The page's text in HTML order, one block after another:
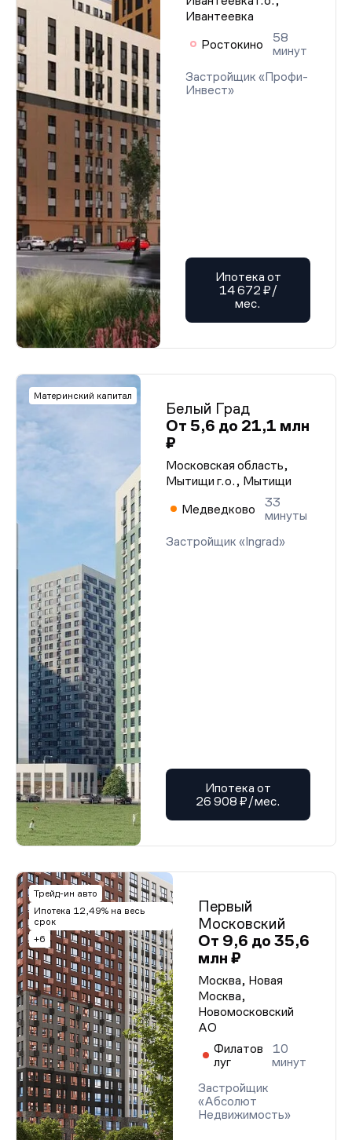
Ивантеевка
Ростокино
58
минут
Застройщик «Профи-
Инвест»
Ипотека от
14 672 ₽/
мес.
Материнский капитал
Белый Град
От 5,6 до 21,1 млн
₽
Московская область,
Мытищи г.о., Мытищи
Медведково
33
минуты
Застройщик «Ingrad»
Ипотека от
26 908 ₽/мес.
Трейд-ин авто
Ипотека 12,49% на весь
срок
+6
Первый
Московский
От 9,6 до 35,6
млн ₽
Москва, Новая
Москва,
Новомосковский
АО
Филатов
луг
10
минут
Застройщик
«Абсолют
Недвижимость»